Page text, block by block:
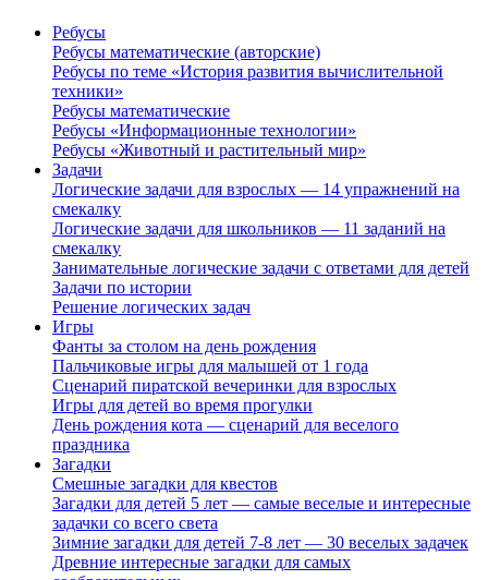
Ребусы
Ребусы математические (авторские)
Ребусы по теме «История развития вычислительной
техники»
Ребусы математические
Ребусы «Информационные технологии»
Ребусы «Животный и растительный мир»
Задачи
Логические задачи для взрослых — 14 упражнений на
смекалку
Логические задачи для школьников — 11 заданий на
смекалку
Занимательные логические задачи с ответами для детей
Задачи по истории
Решение логических задач
Игры
Фанты за столом на день рождения
Пальчиковые игры для малышей от 1 года
Сценарий пиратской вечеринки для взрослых
Игры для детей во время прогулки
День рождения кота — сценарий для веселого
праздника
Загадки
Смешные загадки для квестов
Загадки для детей 5 лет — самые веселые и интересные
задачки со всего света
Зимние загадки для детей 7-8 лет — 30 веселых задачек
Древние интересные загадки для самых